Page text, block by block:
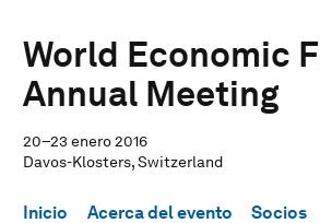
World Economic
Annual Meeting
20–23 enero 2016
Davos-Klosters, Switzerland
Inicio Acerca del evento Socios